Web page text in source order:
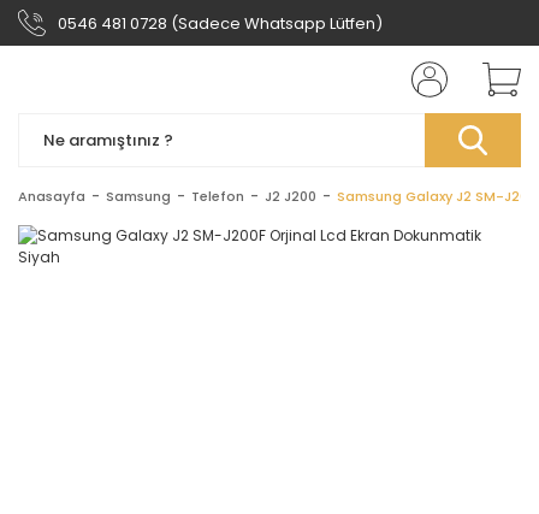
0546 481 0728 (Sadece Whatsapp Lütfen)
Anasayfa Samsung Telefon J2 J200 Samsung Galaxy J2 SM-